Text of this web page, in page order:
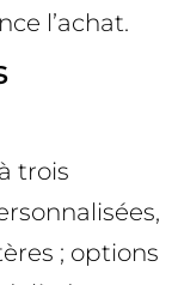
l’achat.
trois
; options